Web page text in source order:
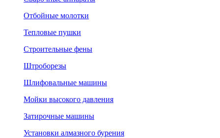
Отбойные молотки
Тепловые пушки
Строительные фены
Штроборезы
Шлифовальные машины
Мойки высокого давления
Затирочные машины
Установки алмазного бурения